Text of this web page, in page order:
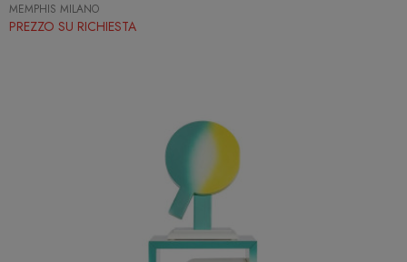
MEMPHIS MILANO
PREZZO SU RICHIESTA